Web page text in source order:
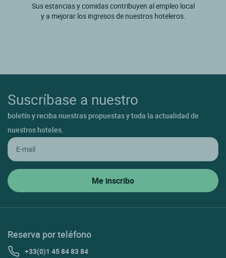
Sus estancias y comidas contribuyen al empleo local
y a mejorar los ingresos de nuestros hoteleros.
Suscríbase a nuestro
boletín y reciba nuestras propuestas y toda la actualidad de
nuestros hoteles.
Reserva por teléfono
+33(0)1 45 84 83 84